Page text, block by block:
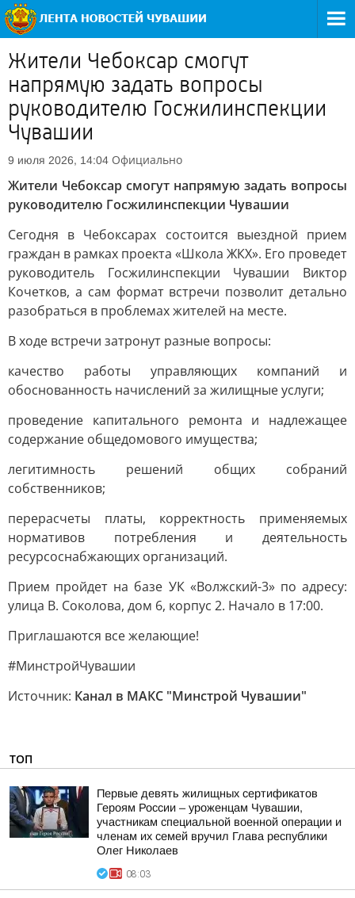
Жители Чебоксар смогут
напрямую задать вопросы
руководителю Госжилинспекции
Чувашии
9 июля 2026, 14:04 Официально
Жители Чебоксар смогут напрямую задать вопросы
руководителю Госжилинспекции Чувашии
Сегодня в Чебоксарах состоится выездной прием
граждан в рамках проекта «Школа ЖКХ». Его проведет
руководитель Госжилинспекции Чувашии Виктор
Кочетков, а сам формат встречи позволит детально
разобраться в проблемах жителей на месте.
В ходе встречи затронут разные вопросы:
качество работы управляющих компаний и
обоснованность начислений за жилищные услуги;
проведение капитального ремонта и надлежащее
содержание общедомового имущества;
легитимность решений общих собраний
собственников;
перерасчеты платы, корректность применяемых
нормативов потребления и деятельность
ресурсоснабжающих организаций.
Прием пройдет на базе УК «Волжский-3» по адресу:
улица В. Соколова, дом 6, корпус 2. Начало в 17:00.
Приглашаются все желающие!
#МинстройЧувашии
Источник: Канал в МАКС "Минстрой Чувашии"
ТОП
Первые девять жилищных сертификатов
Героям России – уроженцам Чувашии,
участникам специальной военной операции и
членам их семей вручил Глава республики
Олег Николаев
08:03